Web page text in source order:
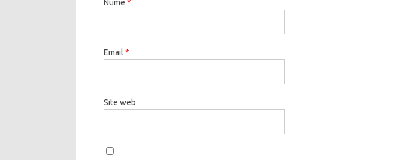
Nume *
Email *
Site web